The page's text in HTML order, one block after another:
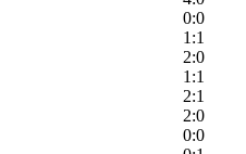
0:0
1:1
2:0
1:1
2:1
2:0
0:0